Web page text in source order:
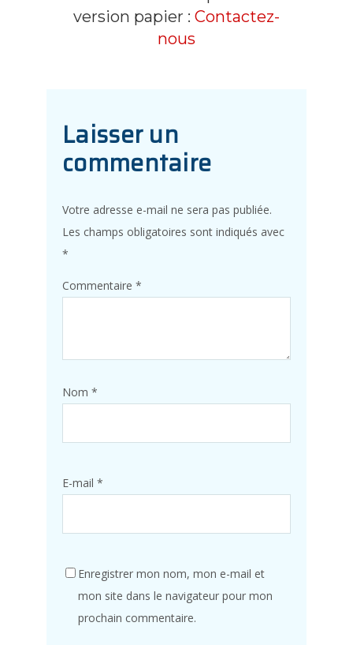
version papier : Contactez-
nous
Laisser un
commentaire
Votre adresse e-mail ne sera pas publiée.
Les champs obligatoires sont indiqués avec
*
Commentaire *
Nom *
E-mail *
Enregistrer mon nom, mon e-mail et
mon site dans le navigateur pour mon
prochain commentaire.